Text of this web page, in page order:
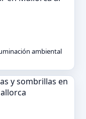
ambiental